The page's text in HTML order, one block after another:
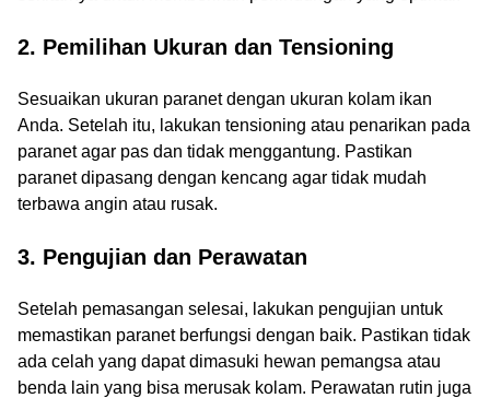
2. Pemilihan Ukuran dan Tensioning
Sesuaikan ukuran paranet dengan ukuran kolam ikan
Anda. Setelah itu, lakukan tensioning atau penarikan pada
paranet agar pas dan tidak menggantung. Pastikan
paranet dipasang dengan kencang agar tidak mudah
terbawa angin atau rusak.
3. Pengujian dan Perawatan
Setelah pemasangan selesai, lakukan pengujian untuk
memastikan paranet berfungsi dengan baik. Pastikan tidak
ada celah yang dapat dimasuki hewan pemangsa atau
benda lain yang bisa merusak kolam. Perawatan rutin juga